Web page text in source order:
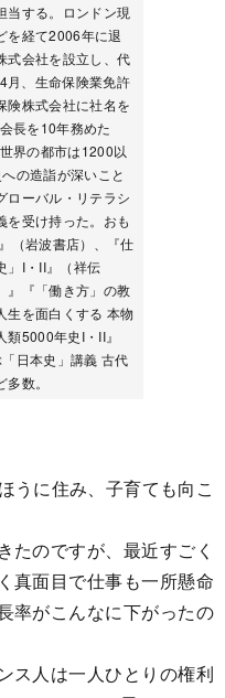
当する。ロンドン現
を経て2006年に退
式会社を設立し、代
月、生命保険業免許
険株式会社に社名を
長を10年務めた
界の都市は1200以
の造詣が深いこと
ローバル・リテラシ
を受け持った。おも
（岩波書店）、『仕
」I・II』（祥伝
』『「働き方」の教
生を面白くする 本物
5000年史I・II』
日本史」講義 古代
数。
うに住み、子育ても向こ
のですが、最近すごく
真面目で仕事も一所懸命
率がこんなに下がったの
ス人は一人ひとりの権利